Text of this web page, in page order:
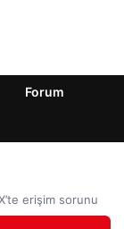
Forum
erişim sorunu